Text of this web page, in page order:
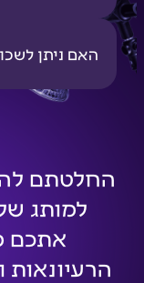
האם ניתן
החלטתם
למותג
אתכם